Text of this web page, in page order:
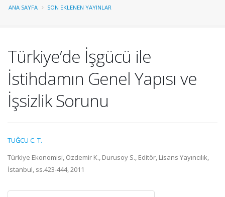
ANA SAYFA SON EKLENEN YAYINLAR
Türkiye’de İşgücü ile
İstihdamın Genel Yapısı ve
İşsizlik Sorunu
TUĞCU C. T.
Türkiye Ekonomisi, Özdemir K., Durusoy S., Editör, Lisans Yayıncılık,
İstanbul, ss.423-444, 2011